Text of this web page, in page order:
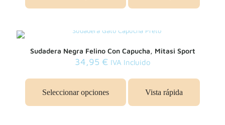
múltiples
opciones
pueden
elegir
la
página
Sudadera Negra Felino Con Capucha, Mitasi Sport
34,95 € IVA Incluido
Seleccionar opciones
producto
múltiples
Vista rápida